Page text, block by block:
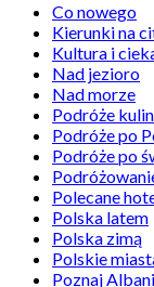
Co nowego
Kierunki na
Kultura i
Nad jezioro
Nad morze
Podróże
Podróże po
Podróże po
Polecane
Polska latem
Polska zimą
Polskie
Poznaj